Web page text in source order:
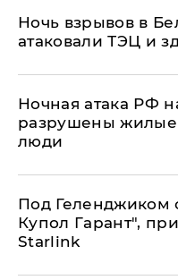
​Ночь взрывов в
атаковали ТЭЦ и
​Ночная атака РФ
разрушены жилые
люди
Под
Купол Гарант",
Starlink